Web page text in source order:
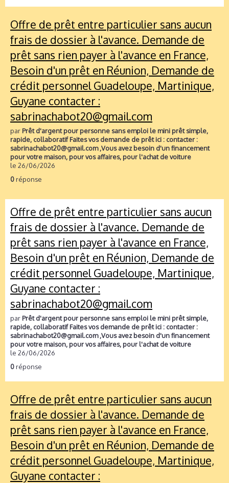
Offre de prêt entre particulier sans aucun
frais de dossier à l'avance. Demande de
prêt sans rien payer à l'avance en France,
Besoin d'un prêt en Réunion, Demande de
crédit personnel Guadeloupe, Martinique,
Guyane contacter :
sabrinachabot20@gmail.com
parPrêt d'argent pour personne sans emploi le mini prêt simple,
rapide, collaboratif Faites vos demande de prêt ici : contacter :
sabrinachabot20@gmail.com ,Vous avez besoin d'un financement
pour votre maison, pour vos affaires, pour l'achat de voiture
le 26/06/2026
0réponse
Offre de prêt entre particulier sans aucun
frais de dossier à l'avance. Demande de
prêt sans rien payer à l'avance en France,
Besoin d'un prêt en Réunion, Demande de
crédit personnel Guadeloupe, Martinique,
Guyane contacter :
sabrinachabot20@gmail.com
parPrêt d'argent pour personne sans emploi le mini prêt simple,
rapide, collaboratif Faites vos demande de prêt ici : contacter :
sabrinachabot20@gmail.com ,Vous avez besoin d'un financement
pour votre maison, pour vos affaires, pour l'achat de voiture
le 26/06/2026
0réponse
Offre de prêt entre particulier sans aucun
frais de dossier à l'avance. Demande de
prêt sans rien payer à l'avance en France,
Besoin d'un prêt en Réunion, Demande de
crédit personnel Guadeloupe, Martinique,
Guyane contacter :